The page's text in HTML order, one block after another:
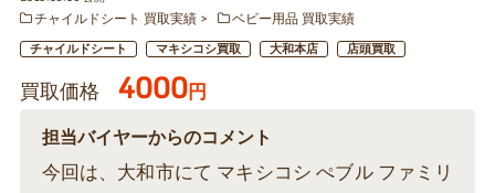
チャイルドシート 買取実績
ベビー用品 買取実績
チャイルドシート マキシコシ買取 大和本店 店頭買取
買取価格 4000円
担当バイヤーからのコメント
今回は、大和市にて マキシコシ ぺブル ファミリ